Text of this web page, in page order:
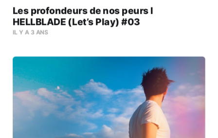
Les profondeurs de nos peurs l
HELLBLADE (Let’s Play) #03
IL Y A 3 ANS